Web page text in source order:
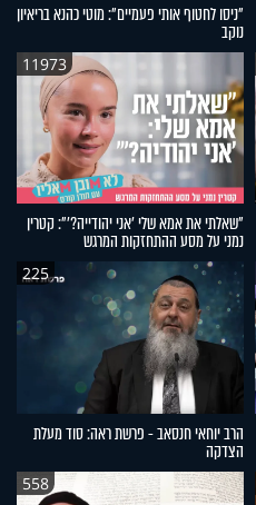
"ניסו לחטוף אותי פעמיים": מוטי כהנא בריאיון
נוקב
11973
"שאלתי את אמא שלי 'אני יהודייה?'": קטרין
נמני על מסע ההתחזקות המרגש
225
הרב יוחאי חנסאב - פרשת ראה: סוד מעלת
הצדקה
558